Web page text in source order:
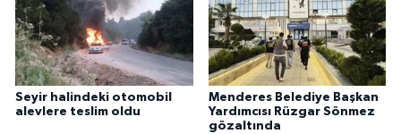
Seyir halindeki otomobil
alevlere teslim oldu
Menderes Belediye Başkan
Yardımcısı Rüzgar Sönmez
gözaltında